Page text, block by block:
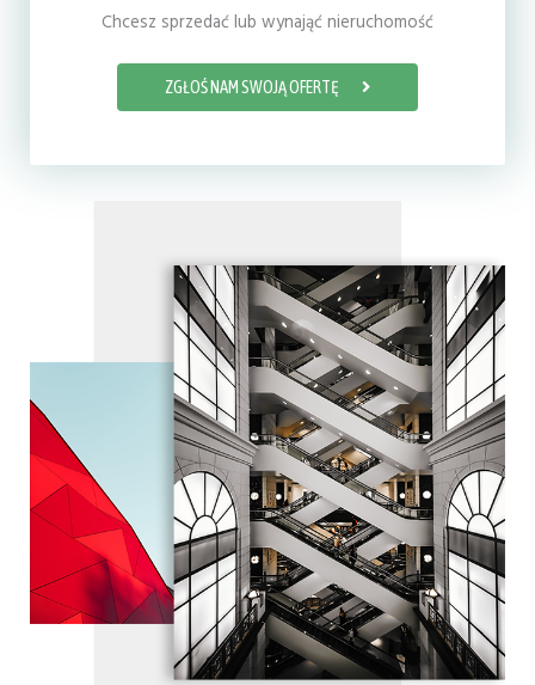
Chcesz sprzedać lub wynająć nieruchomość
ZGŁOŚ NAM SWOJĄ OFERTĘ